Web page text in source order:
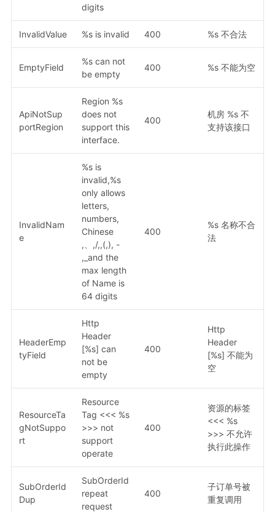
digits
InvalidValue %s is invalid 400 %s 不合法
EmptyField
%s can not
be empty
400 %s 不能为空
ApiNotSup
portRegion
Region %s
does not
support this
interface.
400
机房 %s 不
支持该接口
InvalidNam
e
%s is
invalid,%s
only allows
letters,
numbers,
Chinese
,、,/,,(,), -
,_and the
max length
of Name is
64 digits
400
%s 名称不合
法
HeaderEmp
tyField
Http
Header
[%s] can
not be
empty
400
Http
Header
[%s] 不能为
空
ResourceTa
gNotSuppo
rt
Resource
Tag <<< %s
>>> not
support
operate
400
资源的标签
<<< %s
>>> 不允许
执行此操作
SubOrderId
Dup
SubOrderId
repeat
request
400
子订单号被
重复调用